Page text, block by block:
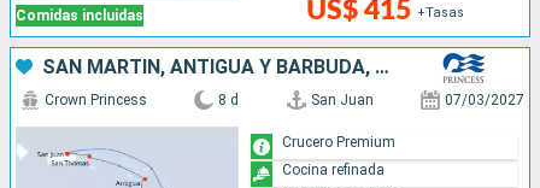
Comidas incluidas US$ 415 +Tasas
SAN MARTÍN, ANTIGUA Y BARBUDA, SANTA LUCIA, BARBADOS, PUERTO RICO
Crown Princess 8 d San Juan 07/03/2027
Crucero Premium
Cocina refinada